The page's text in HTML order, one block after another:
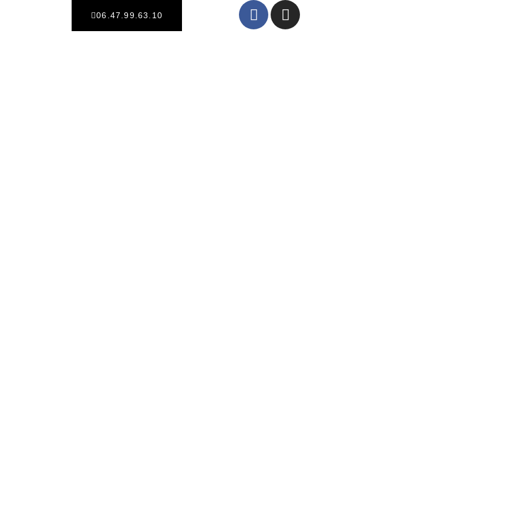
06.47.99.63.10